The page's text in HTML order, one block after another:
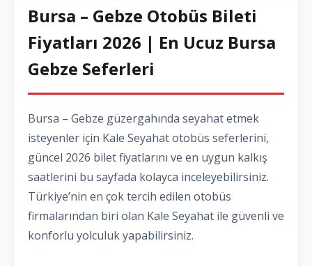
Bursa – Gebze Otobüs Bileti
Fiyatları 2026 | En Ucuz Bursa
Gebze Seferleri
Bursa – Gebze güzergahında seyahat etmek
isteyenler için Kale Seyahat otobüs seferlerini,
güncel 2026 bilet fiyatlarını ve en uygun kalkış
saatlerini bu sayfada kolayca inceleyebilirsiniz.
Türkiye’nin en çok tercih edilen otobüs
firmalarından biri olan Kale Seyahat ile güvenli ve
konforlu yolculuk yapabilirsiniz.